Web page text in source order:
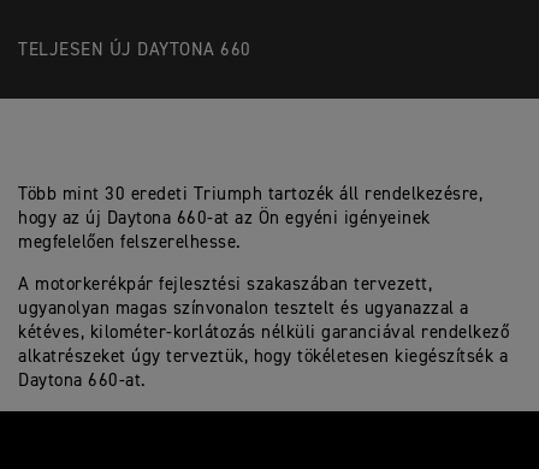
TELJESEN ÚJ DAYTONA 660
Több mint 30 eredeti Triumph tartozék áll rendelkezésre,
hogy az új Daytona 660-at az Ön egyéni igényeinek
megfelelően felszerelhesse.
A motorkerékpár fejlesztési szakaszában tervezett,
ugyanolyan magas színvonalon tesztelt és ugyanazzal a
kétéves, kilométer-korlátozás nélküli garanciával rendelkező
alkatrészeket úgy terveztük, hogy tökéletesen kiegészítsék a
Daytona 660-at.